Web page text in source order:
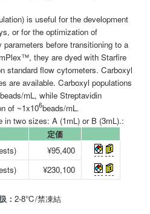
is useful for the development
or for the optimization of
before transitioning to a
they are dyed with Starfire
standard flow cytometers. Carboxyl
are available. Carboxyl populations
beads/mL, while Streptavidin
of ~1x106beads/mL.
two sizes: A (1mL) or B (3mL).:
定価
¥95,400
¥230,100
：2-8℃/禁凍結